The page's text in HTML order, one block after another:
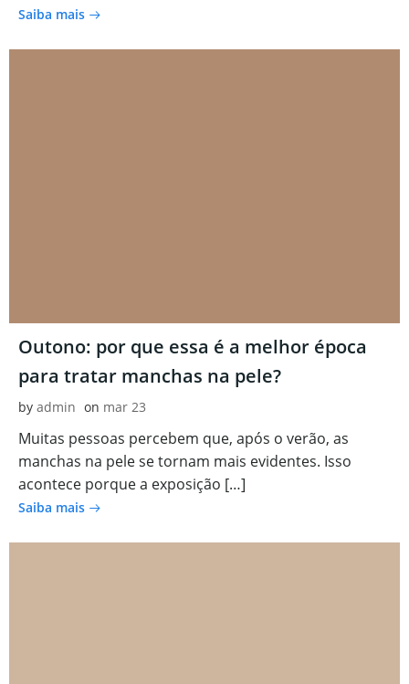
Saiba mais
Outono: por que essa é a melhor época
para tratar manchas na pele?
by admin on mar 23
Muitas pessoas percebem que, após o verão, as
manchas na pele se tornam mais evidentes. Isso
acontece porque a exposição […]
Saiba mais